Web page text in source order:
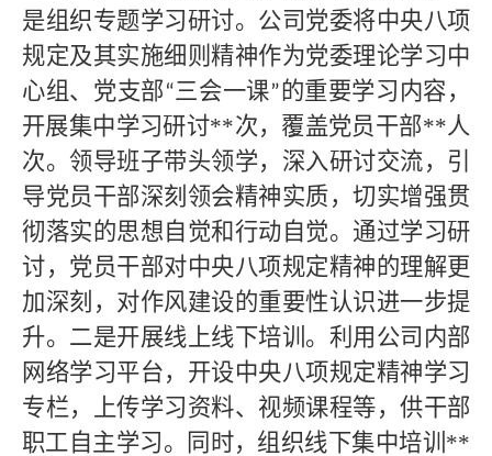
是组织专题学习研讨。公司党委将中央八项
规定及其实施细则精神作为党委理论学习中
心组、党支部“三会一课”的重要学习内容，
开展集中学习研讨**次，覆盖党员干部**人
次。领导班子带头领学，深入研讨交流，引
导党员干部深刻领会精神实质，切实增强贯
彻落实的思想自觉和行动自觉。通过学习研
讨，党员干部对中央八项规定精神的理解更
加深刻，对作风建设的重要性认识进一步提
升。二是开展线上线下培训。利用公司内部
网络学习平台，开设中央八项规定精神学习
专栏，上传学习资料、视频课程等，供干部
职工自主学习。同时，组织线下集中培训 **